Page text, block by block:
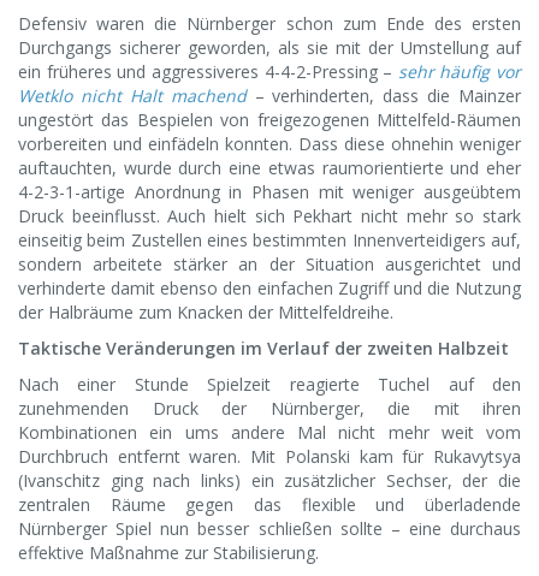
Defensiv waren die Nürnberger schon zum Ende des ersten
Durchgangs sicherer geworden, als sie mit der Umstellung auf
ein früheres und aggressiveres 4-4-2-Pressing – sehr häufig vor
Wetklo nicht Halt machend– verhinderten, dass die Mainzer
ungestört das Bespielen von freigezogenen Mittelfeld-Räumen
vorbereiten und einfädeln konnten. Dass diese ohnehin weniger
auftauchten, wurde durch eine etwas raumorientierte und eher
4-2-3-1-artige Anordnung in Phasen mit weniger ausgeübtem
Druck beeinflusst. Auch hielt sich Pekhart nicht mehr so stark
einseitig beim Zustellen eines bestimmten Innenverteidigers auf,
sondern arbeitete stärker an der Situation ausgerichtet und
verhinderte damit ebenso den einfachen Zugriff und die Nutzung
der Halbräume zum Knacken der Mittelfeldreihe.
Taktische Veränderungen im Verlauf der zweiten Halbzeit
Nach einer Stunde Spielzeit reagierte Tuchel auf den
zunehmenden Druck der Nürnberger, die mit ihren
Kombinationen ein ums andere Mal nicht mehr weit vom
Durchbruch entfernt waren. Mit Polanski kam für Rukavytsya
(Ivanschitz ging nach links) ein zusätzlicher Sechser, der die
zentralen Räume gegen das flexible und überladende
Nürnberger Spiel nun besser schließen sollte – eine durchaus
effektive Maßnahme zur Stabilisierung.